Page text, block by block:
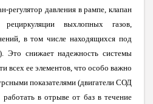
регулятор давления в рампе, клапан
рециркуляции выхлопных газов,
в том числе находящихся под
Это снижает надежность системы
всех ее элементов, что особо важно
показателями (двигатели СОД
в отрыве от баз в течение